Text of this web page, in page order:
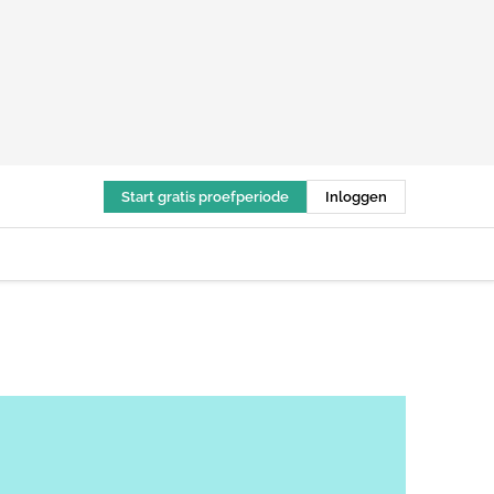
Start gratis proefperiode Inloggen